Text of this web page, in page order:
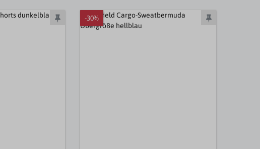
-30%